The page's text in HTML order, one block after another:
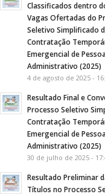
Classificados dentro
Vagas Ofertadas do
Seletivo Simplificado
Contratação
Emergencial de
Administrativo (2025)
4 de agosto de 2025 -
Resultado Final e
Processo Seletivo
Contratação
Emergencial de
Administrativo (2025)
30 de julho de 2025 -
Resultado Preliminar
Títulos no Processo